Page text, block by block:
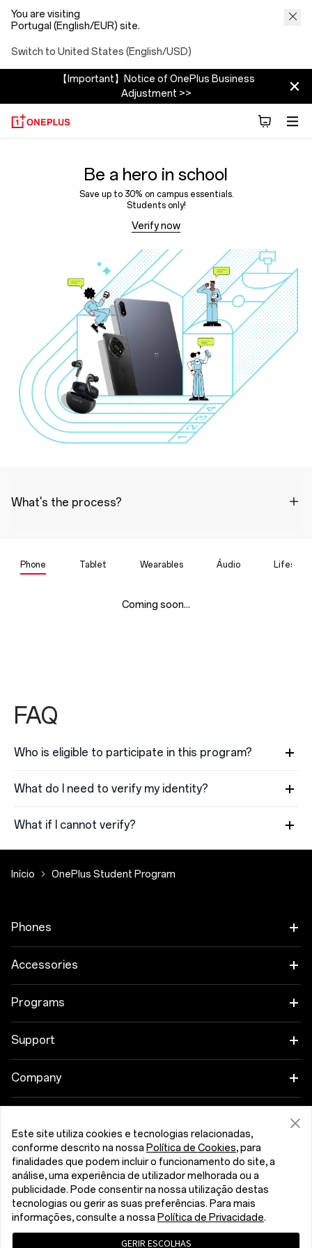
You are visiting
Portugal (English/EUR) site.
Switch to United States (English/USD)
【Important】Notice of OnePlus Business
Adjustment >>
Be a hero in school
Save up to 30% on campus essentials.
Students only!
Verify now
What's the process?
Phone Tablet Wearables Áudio Lifestyle
Coming soon...
FAQ
Who is eligible to participate in this program?
What do I need to verify my identity?
What if I cannot verify?
Início OnePlus Student Program
Phones
OnePlus 15
OnePlus Nord 5
Accessories
Tablet
Cases & Protection
Power & Cables
Bundles
Lifestyle
Programs
Link your OnePlus Devices
OnePlus Trade-in
Support
Shopping FAQs
Software Upgrade
Repair Service
User Manuals
Contact Us
Troubleshooting
Company
Community
Red Cable Club
OnePlus Store App
Portugal (English)
Get Support From OnePlus
Este site utiliza cookies e tecnologias relacionadas,
conforme descrito na nossa Política de Cookies, para
finalidades que podem incluir o funcionamento do site, a
análise, uma experiência de utilizador melhorada ou a
publicidade. Pode consentir na nossa utilização destas
tecnologias ou gerir as suas preferências. Para mais
informações, consulte a nossa Política de Privacidade.
GERIR ESCOLHAS